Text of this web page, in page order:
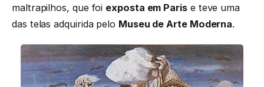
maltrapilhos, que foi exposta em Parise teve uma
das telas adquirida pelo Museu de Arte Moderna.